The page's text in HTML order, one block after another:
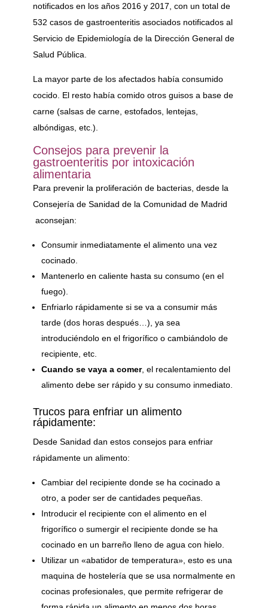
notificados en los años 2016 y 2017, con un total de
532 casos de gastroenteritis asociados notificados al
Servicio de Epidemiología de la Dirección General de
Salud Pública.
La mayor parte de los afectados había consumido
cocido. El resto había comido otros guisos a base de
carne (salsas de carne, estofados, lentejas,
albóndigas, etc.).
Consejos para prevenir la
gastroenteritis por intoxicación
alimentaria
Para prevenir la proliferación de bacterias, desde la
Consejería de Sanidad de la Comunidad de Madrid
aconsejan:
Consumir inmediatamente el alimento una vez
cocinado.
Mantenerlo en caliente hasta su consumo (en el
fuego).
Enfriarlo rápidamente si se va a consumir más
tarde (dos horas después…), ya sea
introduciéndolo en el frigorífico o cambiándolo de
recipiente, etc.
Cuando se vaya a comer, el recalentamiento del
alimento debe ser rápido y su consumo inmediato.
Trucos para enfriar un alimento
rápidamente:
Desde Sanidad dan estos consejos para enfriar
rápidamente un alimento:
Cambiar del recipiente donde se ha cocinado a
otro, a poder ser de cantidades pequeñas.
Introducir el recipiente con el alimento en el
frigorífico o sumergir el recipiente donde se ha
cocinado en un barreño lleno de agua con hielo.
Utilizar un «abatidor de temperatura», esto es una
maquina de hostelería que se usa normalmente en
cocinas profesionales, que permite refrigerar de